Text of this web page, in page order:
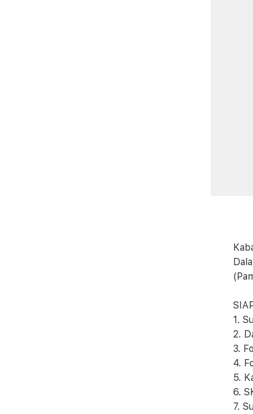
1.
2.
3.
4.
5.
6.
7.